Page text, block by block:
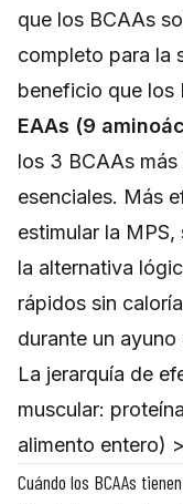
que los BCAAs
completo para la
beneficio que los
EAAs (9
los 3 BCAAs
esenciales. Más
estimular la
la alternativa
rápidos sin
durante un
La jerarquía de
muscular:
alimento entero)
Cuándo los BCAAs